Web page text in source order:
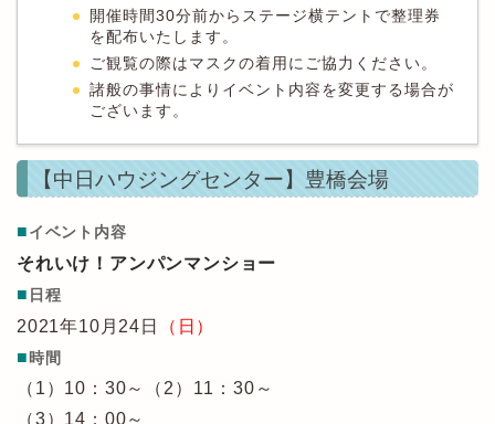
開催時間30分前からステージ横テントで整理券
を配布いたします。
ご観覧の際はマスクの着用にご協力ください。
諸般の事情によりイベント内容を変更する場合が
ございます。
【中日ハウジングセンター】豊橋会場
■イベント内容
それいけ！アンパンマンショー
■ 日程
2021年10月24日
（日）
■時間
（1）10：30～（2）11：30～
（3）14：00～